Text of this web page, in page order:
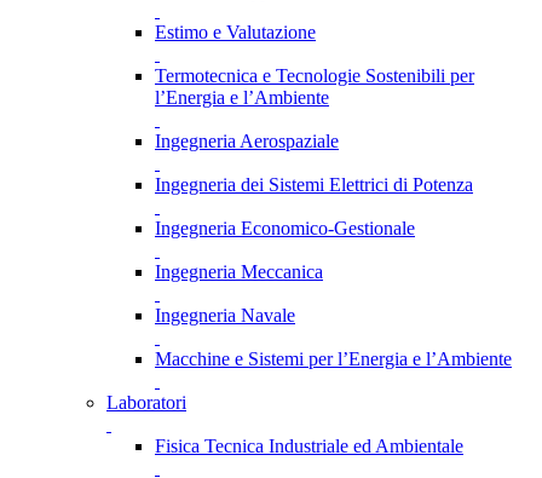
Estimo e Valutazione
Termotecnica e Tecnologie Sostenibili per
l’Energia e l’Ambiente
Ingegneria Aerospaziale
Ingegneria dei Sistemi Elettrici di Potenza
Ingegneria Economico-Gestionale
Ingegneria Meccanica
Ingegneria Navale
Macchine e Sistemi per l’Energia e l’Ambiente
Laboratori
Fisica Tecnica Industriale ed Ambientale